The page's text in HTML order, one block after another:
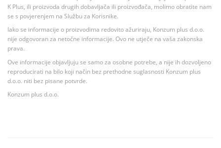
K Plus, ili proizvoda drugih dobavljača ili proizvođača, molimo obratite nam
se s povjerenjem na Službu za Korisnike.
Iako se informacije o proizvodima redovito ažuriraju, Konzum plus d.o.o.
nije odgovoran za netočne informacije. Ovo ne utječe na vaša zakonska
prava.
Ove informacije objavljuju se samo za osobne potrebe, a nije ih dozvoljeno
reproducirati na bilo koji način bez prethodne suglasnosti Konzum plus
d.o.o. niti bez pisane potvrde.
Konzum plus d.o.o.